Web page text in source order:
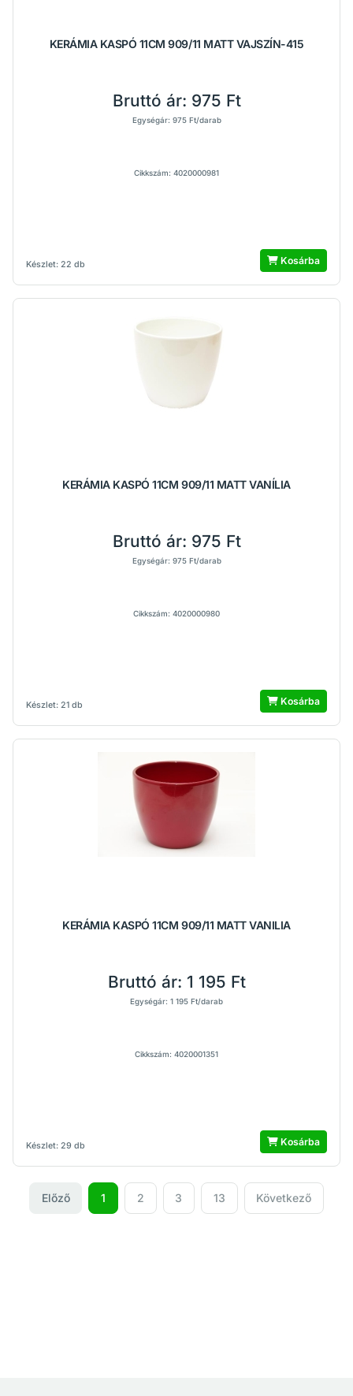
KERÁMIA KASPÓ 11CM 909/11 MATT VAJSZÍN-415
Készlet: 22 db
Bruttó ár: 975 Ft
Egységár: 975 Ft/darab
Cikkszám: 4020000981
Kosárba
KERÁMIA KASPÓ 11CM 909/11 MATT VANÍLIA
Készlet: 21 db
Bruttó ár: 975 Ft
Egységár: 975 Ft/darab
Cikkszám: 4020000980
Kosárba
KERÁMIA KASPÓ 11CM 909/11 MATT VANILIA
Készlet: 29 db
Bruttó ár: 1 195 Ft
Egységár: 1 195 Ft/darab
Cikkszám: 4020001351
Kosárba
Előző 1 2 3 13 Következő